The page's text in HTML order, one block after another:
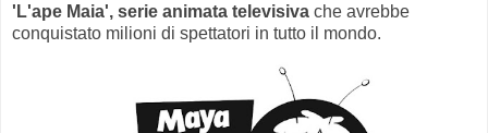
'L'ape Maia', serie animata televisiva che avrebbe
conquistato milioni di spettatori in tutto il mondo.